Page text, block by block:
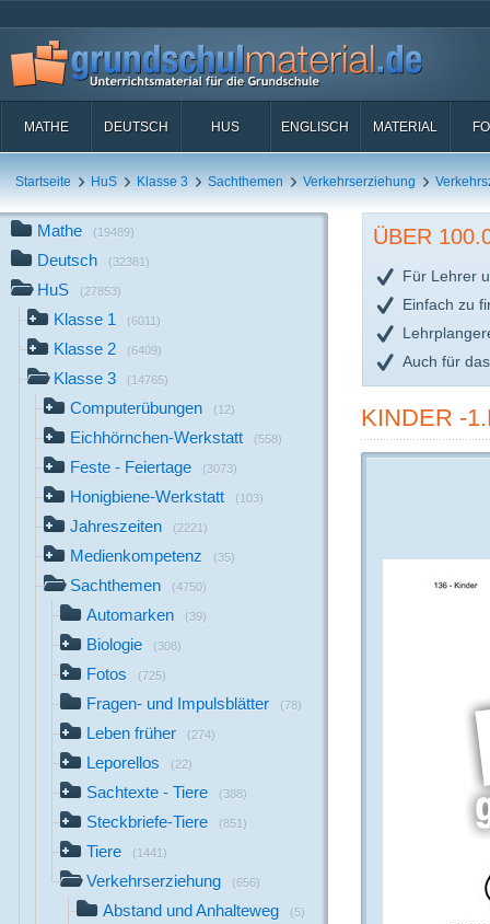
MATHE DEUTSCH HUS ENGLISCH MATERIAL
Startseite HuS Klasse 3 Sachthemen Verkehrserziehung
Mathe (19489)
Deutsch (32381)
HuS (27853)
Klasse 1 (6011)
Klasse 2 (6409)
Klasse 3 (14765)
Computerübungen (12)
Eichhörnchen-Werkstatt (558)
Feste - Feiertage (3073)
Honigbiene-Werkstatt (103)
Jahreszeiten (2221)
Medienkompetenz (35)
Sachthemen (4750)
Automarken (39)
Biologie (308)
Fotos (725)
Fragen- und Impulsblätter (78)
Leben früher (274)
Leporellos (22)
Sachtexte - Tiere (388)
Steckbriefe-Tiere (851)
Tiere (1441)
Verkehrserziehung (656)
Abstand und Anhalteweg (5)
ÜBER
Für Lehrer
Einfach zu
Auch für
KINDER -